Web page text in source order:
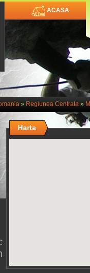
ACASA
» Regiunea Centrala»
Harta